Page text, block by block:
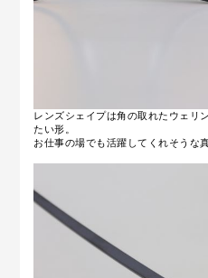
レンズシェイプは角の取れたウェリ
たい形。
お仕事の場でも活躍してくれそうな